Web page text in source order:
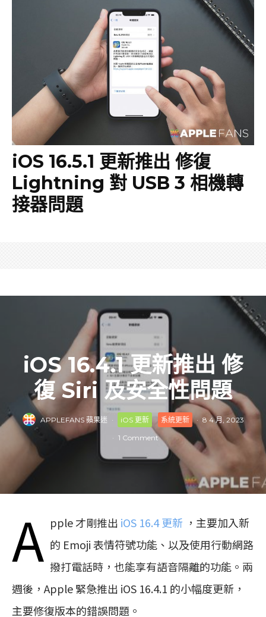
iOS 16.5.1 更新推出 修復
Lightning 對 USB 3 相機轉
接器問題
iOS 16.4.1 更新推出 修
復 Siri 及安全性問題
APPLEFANS 蘋果迷 · iOS 更新 系統更新 · 8 4 月, 2023
· 1 Comment
A pple才剛推出 iOS 16.4更新 ，主要加入新
的 Emoji表情符號功能、以及使用行動網路
撥打電話時，也能享有語音隔離的功能。兩
週後，Apple緊急推出 iOS 16.4.1 的小幅度更新，
主要修復版本的錯誤問題。